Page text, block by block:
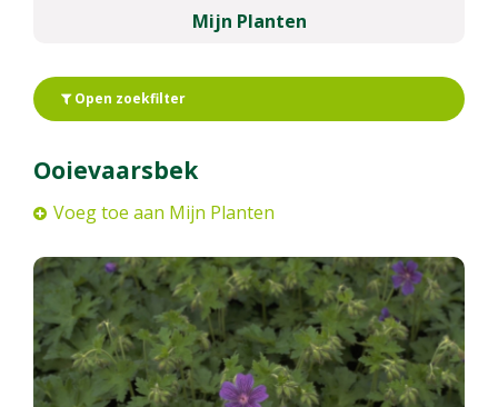
Mijn Planten
Open zoekfilter
Ooievaarsbek
Voeg toe aan Mijn Planten